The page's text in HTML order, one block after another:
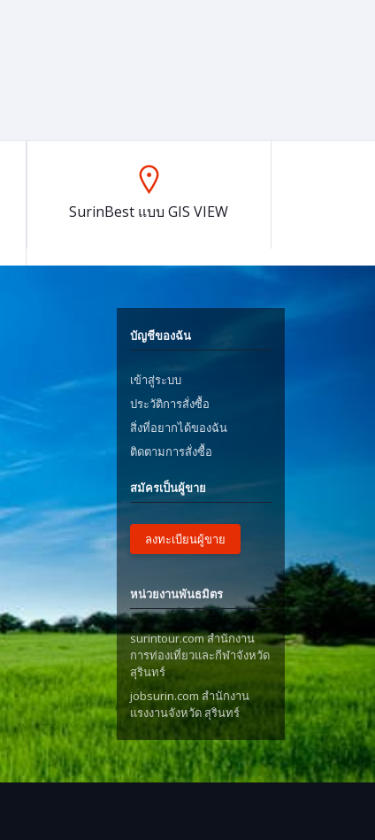
SurinBest แบบ GIS VIEW
บัญชีของฉัน
เข้าสู่ระบบ
ประวัติการสั่งซื้อ
สิ่งที่อยากได้ของฉัน
ติดตามการสั่งซื้อ
สมัครเป็นผู้ขาย
ลงทะเบียนผู้ขาย
หน่วยงานพันธมิตร
surintour.com สำนักงาน
การท่องเที่ยวและกีฬาจังหวัด
สุรินทร์
jobsurin.com สำนักงาน
แรงงานจังหวัด สุรินทร์